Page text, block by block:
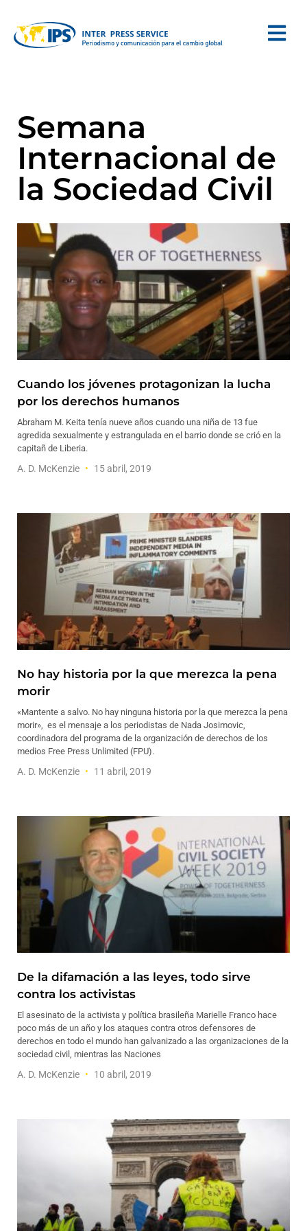
Semana
Internacional de
la Sociedad Civil
Cuando los jóvenes protagonizan la lucha
por los derechos humanos
Abraham M. Keita tenía nueve años cuando una niña de 13 fue
agredida sexualmente y estrangulada en el barrio donde se crió en la
capitañ de Liberia.
A. D. McKenzie 15 abril, 2019
No hay historia por la que merezca la pena
morir
«Mantente a salvo. No hay ninguna historia por la que merezca la pena
morir», es el mensaje a los periodistas de Nada Josimovic,
coordinadora del programa de la organización de derechos de los
medios Free Press Unlimited (FPU).
A. D. McKenzie 11 abril, 2019
De la difamación a las leyes, todo sirve
contra los activistas
El asesinato de la activista y política brasileña Marielle Franco hace
poco más de un año y los ataques contra otros defensores de
derechos en todo el mundo han galvanizado a las organizaciones de la
sociedad civil, mientras las Naciones
A. D. McKenzie 10 abril, 2019